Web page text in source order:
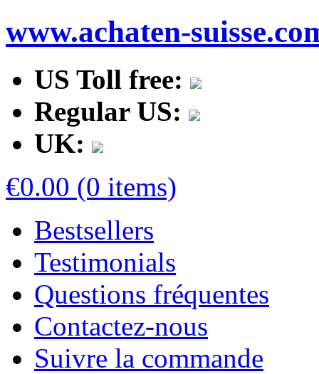
www.achaten-
US Toll free:
Regular US:
UK:
€0.00 (0 items)
Bestsellers
Testimonials
Questions fréquentes
Contactez-nous
Suivre la commande